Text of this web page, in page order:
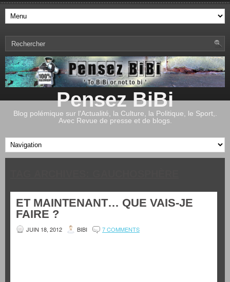
Pensez BiBi
Blog polémique sur l'Actualité, la Culture, la Politique, le Sport,.
Avec Revue de presse et de blogs.
ET MAINTENANT… QUE VAIS-JE
FAIRE ?
JUIN 18, 2012 BIBI 7 COMMENTS